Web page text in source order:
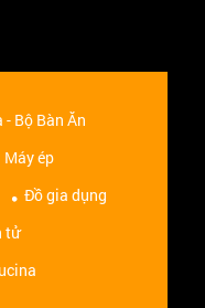
- Bộ Bàn Ăn
Máy ép
Đồ gia dụng
tử